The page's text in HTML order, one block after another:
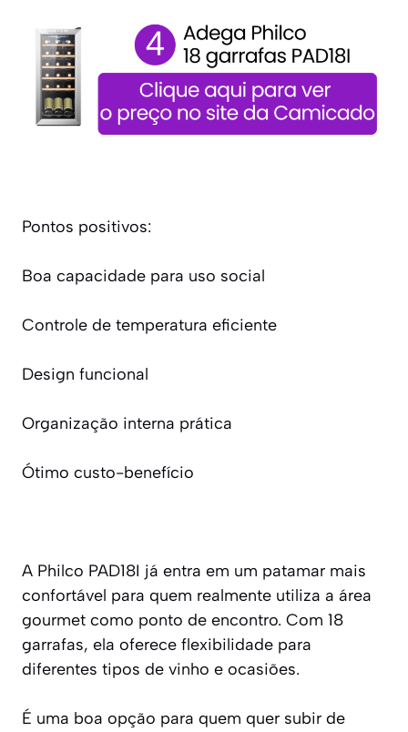
Pontos positivos:
Boa capacidade para uso social
Controle de temperatura eficiente
Design funcional
Organização interna prática
Ótimo custo-benefício
A Philco PAD18I já entra em um patamar mais
confortável para quem realmente utiliza a área
gourmet como ponto de encontro. Com 18
garrafas, ela oferece flexibilidade para
diferentes tipos de vinho e ocasiões.
É uma boa opção para quem quer subir de